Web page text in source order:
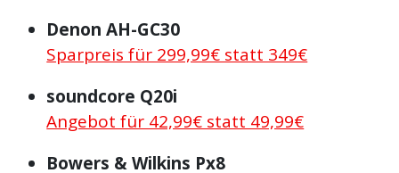
Denon AH-GC30
Sparpreis für 299,99€ statt 349€
soundcore Q20i
Angebot für 42,99€ statt 49,99€
Bowers & Wilkins Px8